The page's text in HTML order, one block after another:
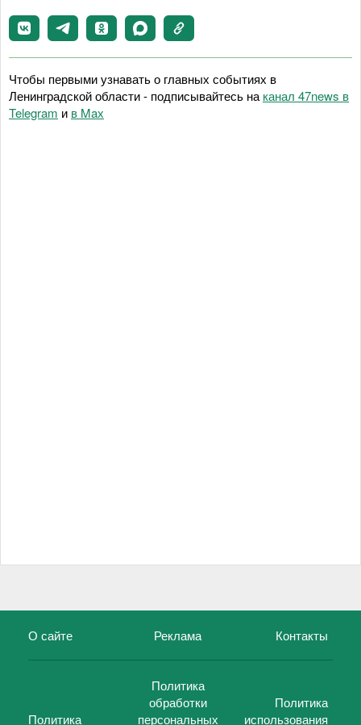
Чтобы первыми узнавать о главных событиях в
Ленинградской области - подписывайтесь на канал 47news в
Telegram и в Maх
О сайте Реклама Контакты
Политика
Политика
обработки
персональных
Политика
использования